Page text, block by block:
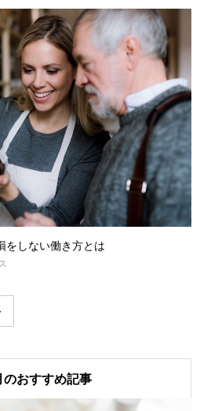
をしない働き方とは
のおすすめ記事